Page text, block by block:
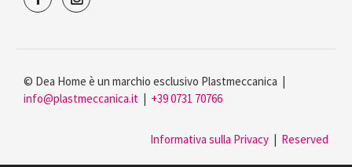
© Dea Home è un marchio esclusivo Plastmeccanica |
info@plastmeccanica.it
+39 0731 70766
Informativa sulla Privacy Reserved